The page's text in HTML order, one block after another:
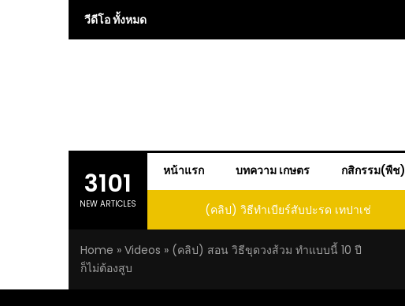
วีดีโอ ทั้งหมด
3101
NEW ARTICLES
หน้าแรก บทความ เกษตร กสิกรรม(พืช)
สับปะรด Pineapple Wine (คลิป) วิธีทำเบียร์สับปะรด เทปาเช่
Home » Videos » (คลิป) สอน วิธีขุดวงส้วม ทำแบบนี้ 10 ปี
ก็ไม่ต้องสูบ